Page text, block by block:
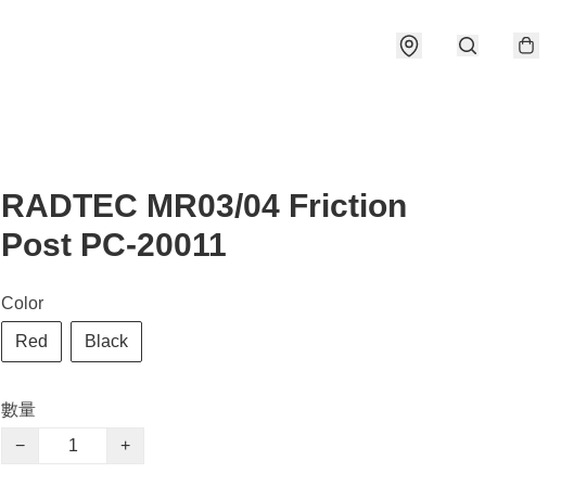
RADTEC MR03/04 Friction
Post PC-20011
Color
Red Black
數量
−
+